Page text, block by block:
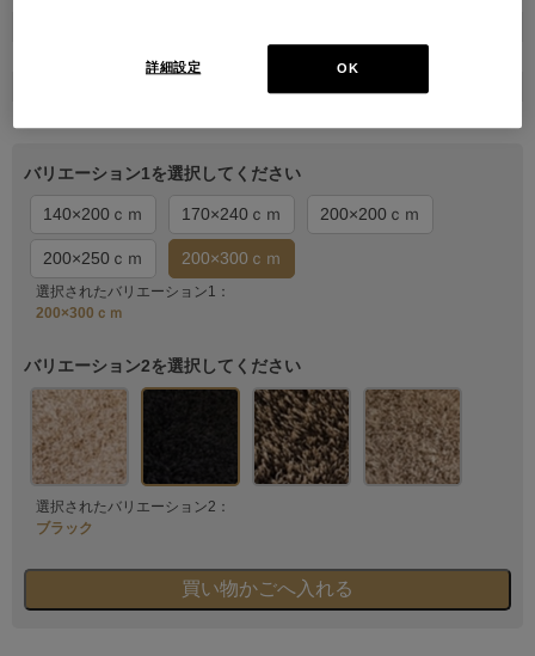
バリエーション1を選択してください
140×200ｃｍ 170×240ｃｍ 200×200ｃｍ
200×250ｃｍ 200×300ｃｍ
選択されたバリエーション1：
200×300ｃｍ
バリエーション2を選択してください
選択されたバリエーション2：
ブラック
OK
詳細設定